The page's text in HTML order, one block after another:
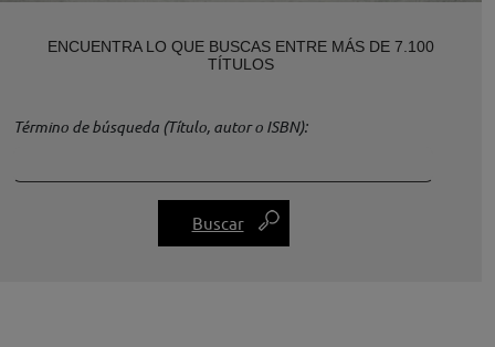
ENCUENTRA LO QUE BUSCAS ENTRE MÁS DE 7.100
TÍTULOS
Término de búsqueda (Título, autor o ISBN)